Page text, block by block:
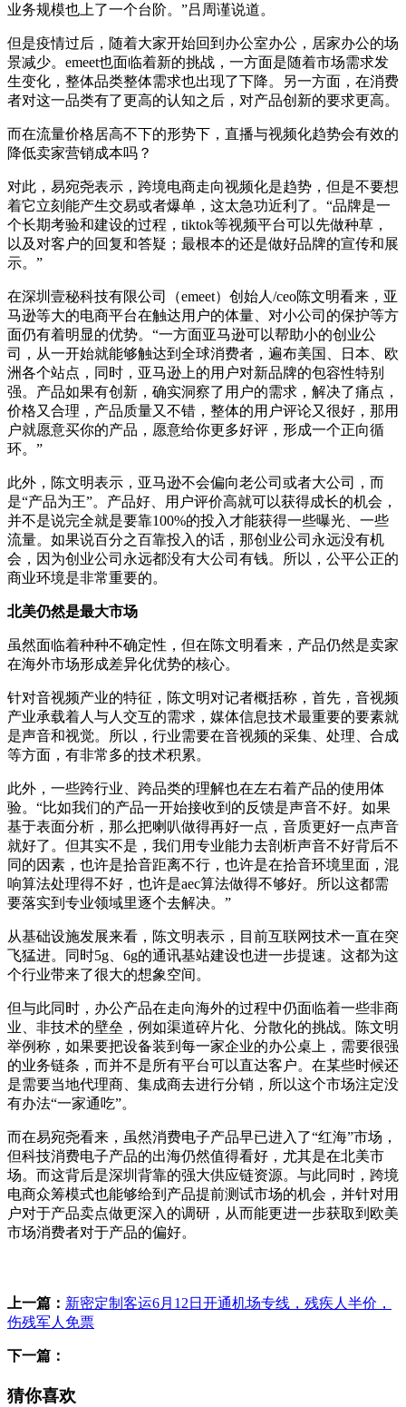
业务规模也上了一个台阶。”吕周谨说道。
但是疫情过后，随着大家开始回到办公室办公，居家办公的场
景减少。emeet也面临着新的挑战，一方面是随着市场需求发
生变化，整体品类整体需求也出现了下降。另一方面，在消费
者对这一品类有了更高的认知之后，对产品创新的要求更高。
而在流量价格居高不下的形势下，直播与视频化趋势会有效的
降低卖家营销成本吗？
对此，易宛尧表示，跨境电商走向视频化是趋势，但是不要想
着它立刻能产生交易或者爆单，这太急功近利了。“品牌是一
个长期考验和建设的过程，tiktok等视频平台可以先做种草，
以及对客户的回复和答疑；最根本的还是做好品牌的宣传和展
示。”
在深圳壹秘科技有限公司（emeet）创始人/ceo陈文明看来，亚
马逊等大的电商平台在触达用户的体量、对小公司的保护等方
面仍有着明显的优势。“一方面亚马逊可以帮助小的创业公
司，从一开始就能够触达到全球消费者，遍布美国、日本、欧
洲各个站点，同时，亚马逊上的用户对新品牌的包容性特别
强。产品如果有创新，确实洞察了用户的需求，解决了痛点，
价格又合理，产品质量又不错，整体的用户评论又很好，那用
户就愿意买你的产品，愿意给你更多好评，形成一个正向循
环。”
此外，陈文明表示，亚马逊不会偏向老公司或者大公司，而
是“产品为王”。产品好、用户评价高就可以获得成长的机会，
并不是说完全就是要靠100%的投入才能获得一些曝光、一些
流量。如果说百分之百靠投入的话，那创业公司永远没有机
会，因为创业公司永远都没有大公司有钱。所以，公平公正的
商业环境是非常重要的。
北美仍然是最大市场
虽然面临着种种不确定性，但在陈文明看来，产品仍然是卖家
在海外市场形成差异化优势的核心。
针对音视频产业的特征，陈文明对记者概括称，首先，音视频
产业承载着人与人交互的需求，媒体信息技术最重要的要素就
是声音和视觉。所以，行业需要在音视频的采集、处理、合成
等方面，有非常多的技术积累。
此外，一些跨行业、跨品类的理解也在左右着产品的使用体
验。“比如我们的产品一开始接收到的反馈是声音不好。如果
基于表面分析，那么把喇叭做得再好一点，音质更好一点声音
就好了。但其实不是，我们用专业能力去剖析声音不好背后不
同的因素，也许是拾音距离不行，也许是在拾音环境里面，混
响算法处理得不好，也许是aec算法做得不够好。所以这都需
要落实到专业领域里逐个去解决。”
从基础设施发展来看，陈文明表示，目前互联网技术一直在突
飞猛进。同时5g、6g的通讯基站建设也进一步提速。这都为这
个行业带来了很大的想象空间。
但与此同时，办公产品在走向海外的过程中仍面临着一些非商
业、非技术的壁垒，例如渠道碎片化、分散化的挑战。陈文明
举例称，如果要把设备装到每一家企业的办公桌上，需要很强
的业务链条，而并不是所有平台可以直达客户。在某些时候还
是需要当地代理商、集成商去进行分销，所以这个市场注定没
有办法“一家通吃”。
而在易宛尧看来，虽然消费电子产品早已进入了“红海”市场，
但科技消费电子产品的出海仍然值得看好，尤其是在北美市
场。而这背后是深圳背靠的强大供应链资源。与此同时，跨境
电商众筹模式也能够给到产品提前测试市场的机会，并针对用
户对于产品卖点做更深入的调研，从而能更进一步获取到欧美
市场消费者对于产品的偏好。
上一篇： 新密定制客运6月12日开通机场专线，残疾人半价，
伤残军人免票
下一篇：
猜你喜欢